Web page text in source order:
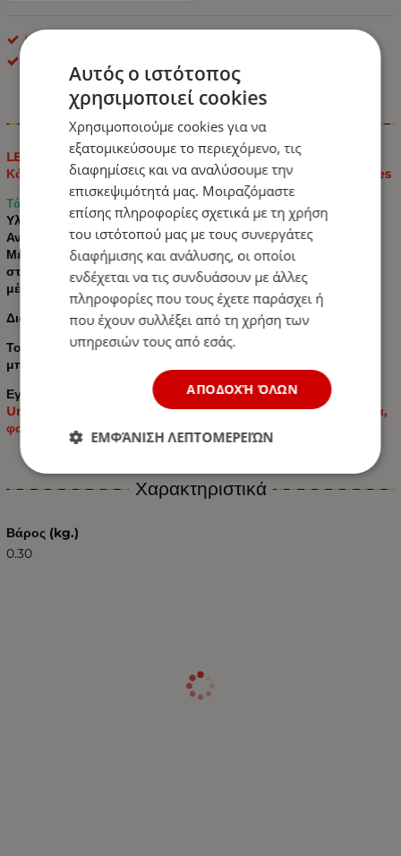
LED Φανοί Πλευρικοί Όγκου
Πληροφορίες
LED Φωτιστικό Σκουλαρίκι Πλευρικής Σήμανσης Λευκό /
Κόκκινο 12V / 24V για Scania / Volvo / MAN / DAF / Mercedes
Τάση: 12V / 24V
Υλικό: πλαστικό
Ανοιχτό χρώμα: Λευκό / Κόκκινο
Μέγεθος μπουλονιού στερέωσης: M10 Κοίλος κοχλίας
στερέωσης έτσι ώστε τα καλώδια να μπορούν να περνούν
μέσα
Διαστάσεις: 120mm X 106mm X 55mm
Το μέγεθος της βάσης του ίδιου του σώματος χωρίς το
μπουλόνι είναι 120 mm
Εγκατάσταση:
Universal ταιριάζει 12V / 24V για ρυμουλκούμενα, τροχόσπιτα,
φορτηγά όπως Scania, Volvo, MAN, DAF, Merecdes κ.λπ.
Χαρακτηριστικά
Βάρος (kg.)
0.30
Αυτός ο ιστότοπος
χρησιμοποιεί cookies
Χρησιμοποιούμε cookies για να
εξατομικεύσουμε το περιεχόμενο, τις
διαφημίσεις και να αναλύσουμε την
επισκεψιμότητά μας. Μοιραζόμαστε
επίσης πληροφορίες σχετικά με τη χρήση
του ιστότοπού μας με τους συνεργάτες
διαφήμισης και ανάλυσης, οι οποίοι
ενδέχεται να τις συνδυάσουν με άλλες
πληροφορίες που τους έχετε παράσχει ή
που έχουν συλλέξει από τη χρήση των
υπηρεσιών τους από εσάς.
ΑΠΟΔΟΧΉ ΌΛΩΝ
ΕΜΦΆΝΙΣΗ ΛΕΠΤΟΜΕΡΕΙΏΝ